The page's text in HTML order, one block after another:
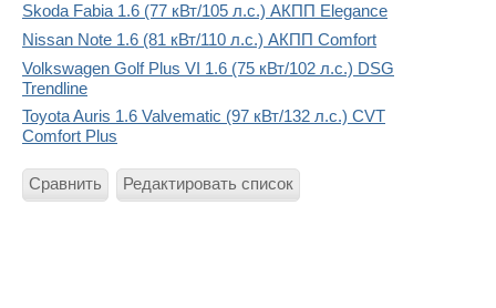
Skoda Fabia 1.6 (77 кВт/105 л.с.) АКПП Elegance
Nissan Note 1.6 (81 кВт/110 л.с.) АКПП Comfort
Volkswagen Golf Plus VI 1.6 (75 кВт/102 л.с.) DSG
Trendline
Toyota Auris 1.6 Valvematic (97 кВт/132 л.с.) CVT
Comfort Plus
Сравнить Редактировать список